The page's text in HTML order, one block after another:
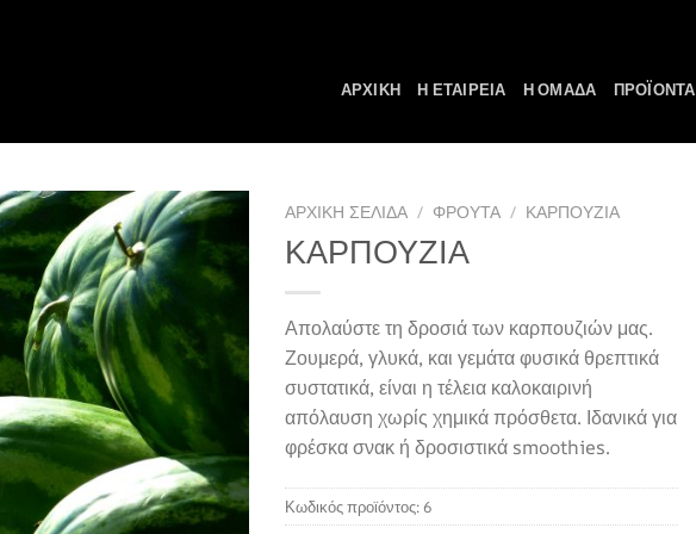
ΑΡΧΙΚΗ Η ΕΤΑΙΡΕΙΑ Η ΟΜΑΔΑ ΠΡΟΪΟΝΤΑ
ΑΡΧΙΚΉ ΣΕΛΊΔΑ / ΦΡΟΥΤΑ / ΚΑΡΠΟΥΖΙΑ
ΚΑΡΠΟΥΖΙΑ
Απολαύστε τη δροσιά των καρπουζιών μας.
Ζουμερά, γλυκά, και γεμάτα φυσικά θρεπτικά
συστατικά, είναι η τέλεια καλοκαιρινή
απόλαυση χωρίς χημικά πρόσθετα. Ιδανικά για
φρέσκα σνακ ή δροσιστικά smoothies.
Κωδικός προϊόντος: 6